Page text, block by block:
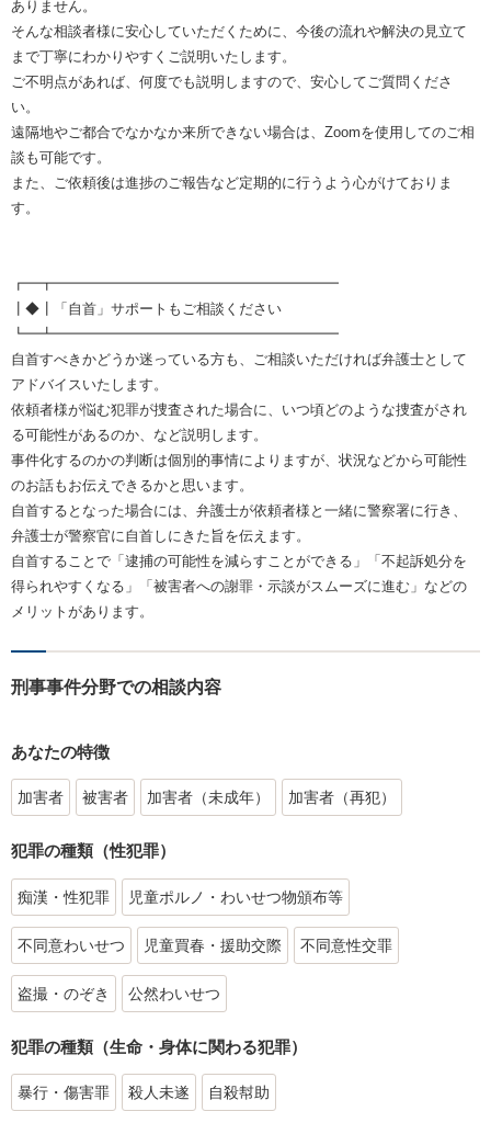
ありません。
そんな相談者様に安心していただくために、今後の流れや解決の見立て
まで丁寧にわかりやすくご説明いたします。
ご不明点があれば、何度でも説明しますので、安心してご質問くださ
い。
遠隔地やご都合でなかなか来所できない場合は、Zoomを使用してのご相
談も可能です。
また、ご依頼後は進捗のご報告など定期的に行うよう心がけておりま
す。
┏━┳━━━━━━━━━━━━━━━━━━━━
┃◆┃「自首」サポートもご相談ください
┗━┻━━━━━━━━━━━━━━━━━━━━
自首すべきかどうか迷っている方も、ご相談いただければ弁護士として
アドバイスいたします。
依頼者様が悩む犯罪が捜査された場合に、いつ頃どのような捜査がされ
る可能性があるのか、など説明します。
事件化するのかの判断は個別的事情によりますが、状況などから可能性
のお話もお伝えできるかと思います。
自首するとなった場合には、弁護士が依頼者様と一緒に警察署に行き、
弁護士が警察官に自首しにきた旨を伝えます。
自首することで「逮捕の可能性を減らすことができる」「不起訴処分を
得られやすくなる」「被害者への謝罪・示談がスムーズに進む」などの
メリットがあります。
刑事事件分野での相談内容
あなたの特徴
加害者 被害者 加害者（未成年） 加害者（再犯）
犯罪の種類（性犯罪）
痴漢・性犯罪 児童ポルノ・わいせつ物頒布等
不同意わいせつ 児童買春・援助交際 不同意性交罪
盗撮・のぞき 公然わいせつ
犯罪の種類（生命・身体に関わる犯罪）
暴行・傷害罪 殺人未遂 自殺幇助